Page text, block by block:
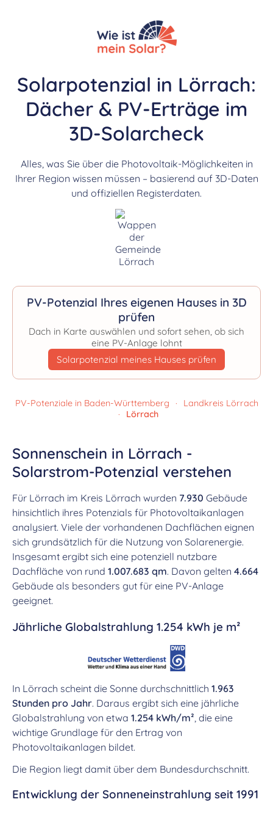
Solarpotenzial in Lörrach:
Dächer & PV-Erträge im
3D-Solarcheck
Alles, was Sie über die Photovoltaik-Möglichkeiten in
Ihrer Region wissen müssen – basierend auf 3D-Daten
und offiziellen Registerdaten.
PV-Potenzial Ihres eigenen Hauses in 3D
prüfen
Dach in Karte auswählen und sofort sehen, ob sich
eine PV-Anlage lohnt
Solarpotenzial meines Hauses prüfen
PV-Potenziale in Baden-Württemberg ·
Landkreis Lörrach
·
Lörrach
Sonnenschein in Lörrach -
Solarstrom-Potenzial verstehen
Für Lörrach im Kreis Lörrach wurden 7.930 Gebäude
hinsichtlich ihres Potenzials für Photovoltaikanlagen
analysiert. Viele der vorhandenen Dachflächen eignen
sich grundsätzlich für die Nutzung von Solarenergie.
Insgesamt ergibt sich eine potenziell nutzbare
Dachfläche von rund 1.007.683 qm. Davon gelten 4.664
Gebäude als besonders gut für eine PV-Anlage
geeignet.
Jährliche Globalstrahlung 1.254 kWh je m²
In Lörrach scheint die Sonne durchschnittlich 1.963
Stunden pro Jahr. Daraus ergibt sich eine jährliche
Globalstrahlung von etwa 1.254 kWh/m², die eine
wichtige Grundlage für den Ertrag von
Photovoltaikanlagen bildet.
Die Region liegt damit über dem Bundesdurchschnitt.
Entwicklung der Sonneneinstrahlung seit 1991